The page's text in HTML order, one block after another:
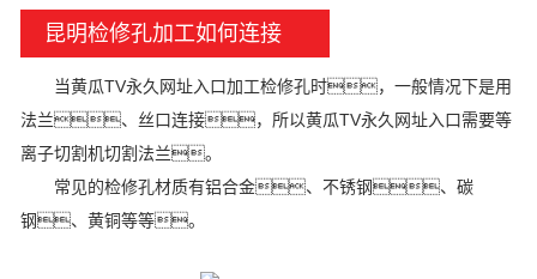
昆明检修孔加工如何连接
当黄瓜TV永久网址入口加工检修孔时，一般情况下是用
法兰、丝口连接，所以黄瓜TV永久网址入口需要等
离子切割机切割法兰。
常见的检修孔材质有铝合金、不锈钢、碳
钢、黄铜等等。